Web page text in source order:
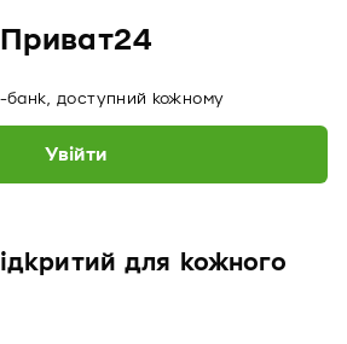
Приват24
банк, доступний кожному
Увійти
для кожного